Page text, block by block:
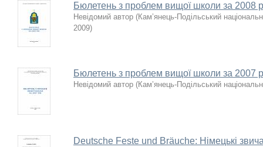
Бюлетень з проблем вищої школи за 2008
Невідомий автор (Кам’янець-Подільський
2009)
Бюлетень з проблем вищої школи за 2007
Невідомий автор (Кам’янець-Подільський
Deutsche Feste und Bräuche: Німецькі